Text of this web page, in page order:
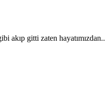
akıp gitti zaten hayatımızdan..